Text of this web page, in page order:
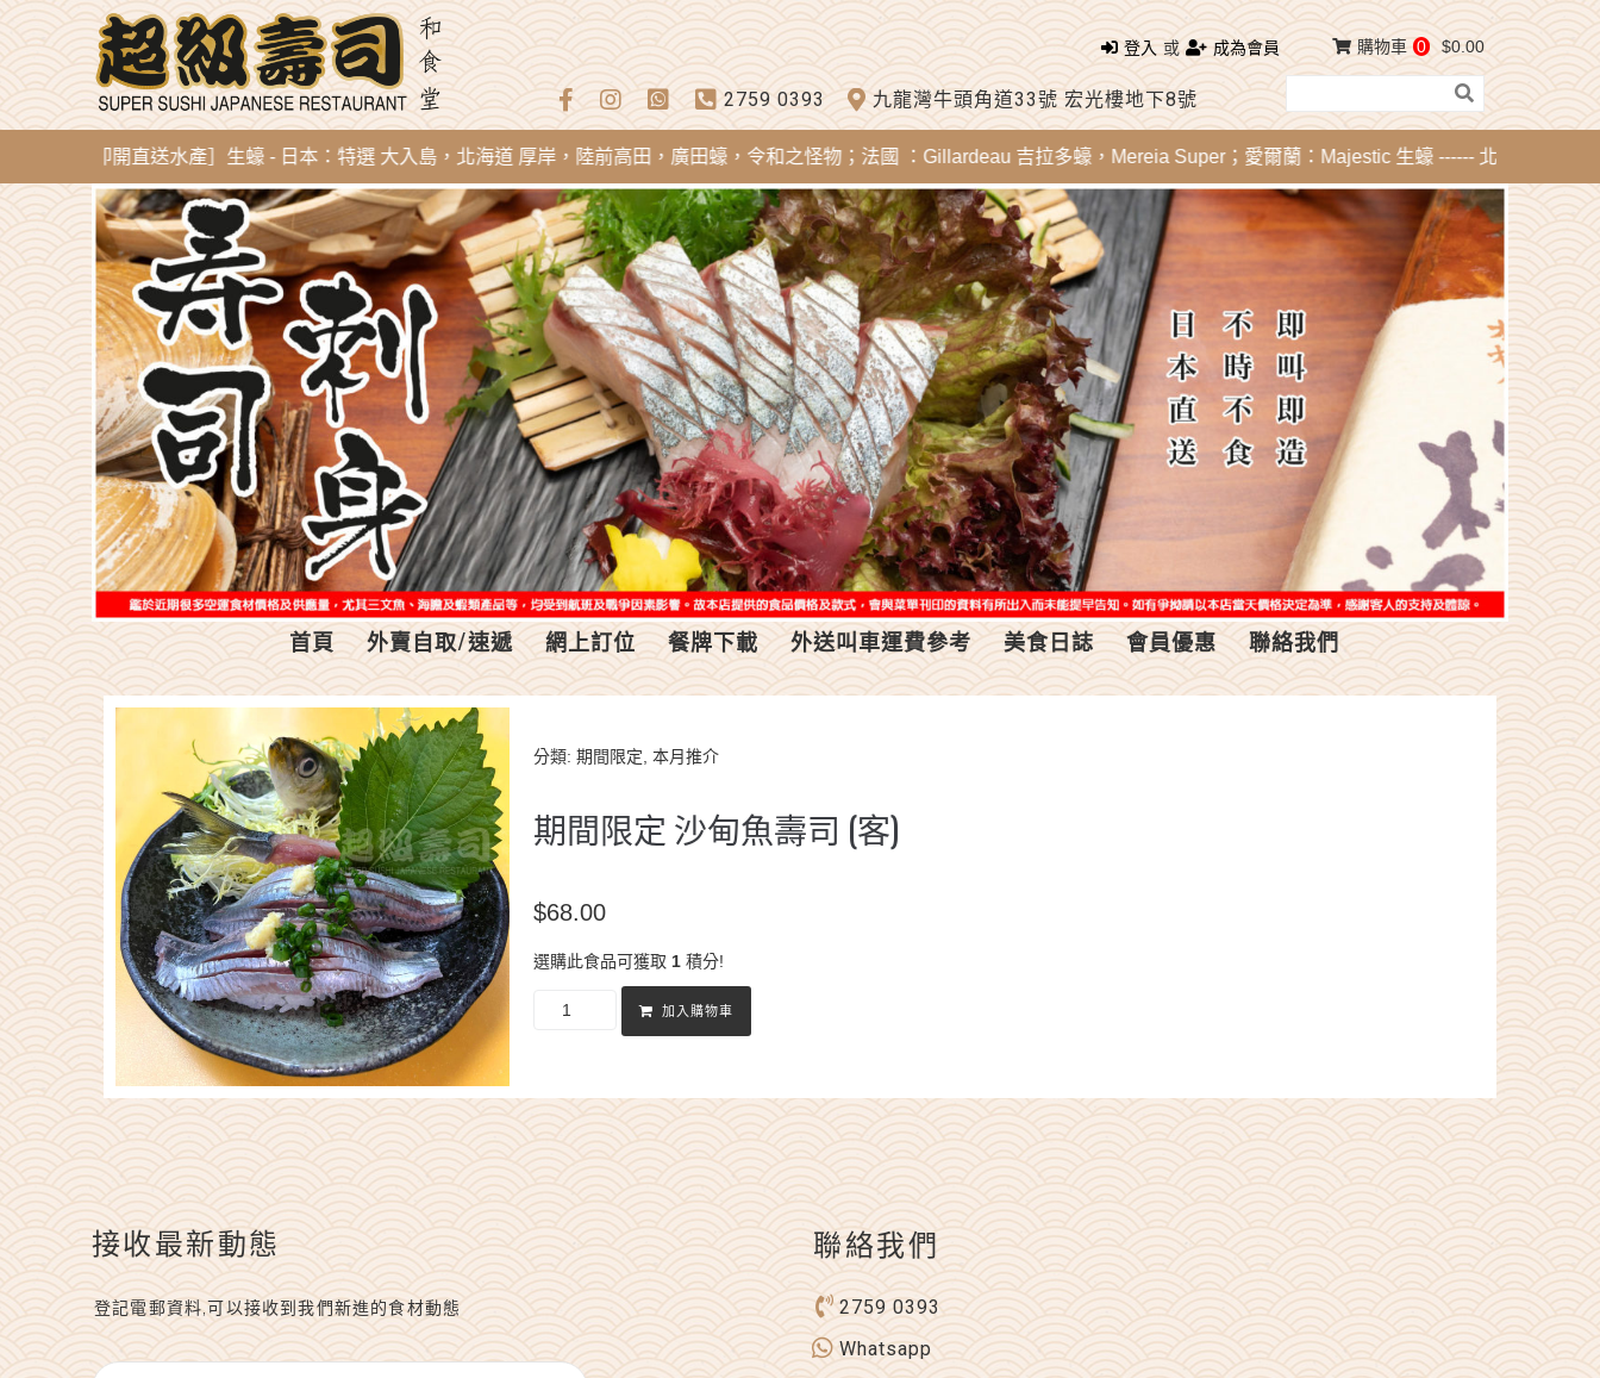
登入 或 成為會員
2759 0393 九龍灣牛頭角道33號 宏光樓地下8號
購物車 0 $0.00
即開直送水產］生蠔 - 日本：特選 大入島，北海道 厚岸，陸前高田，廣田蠔，令和之怪物；法國 ：Gillardeau 吉拉多蠔，Mereia Super；愛爾蘭：Majestic 生蠔 ------ 北海道刺身 - 活帶子
首頁 外賣自取/速遞 網上訂位 餐牌下載 外送叫車運費參考 美食日誌 會員優惠 聯絡我們
分類: 期間限定 本月推介
期間限定 沙甸魚壽司 (客)
$68.00
選購此食品可獲取 1 積分!
加入購物車
接收最新動態
登記電郵資料,可以接收到我們新進的食材動態
聯絡我們
2759 0393
Whatsapp